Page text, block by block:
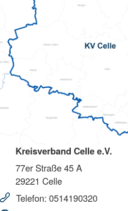
Kreisverband Celle e.V.
77er Straße 45 A
29221 Celle
Telefon: 0514190320